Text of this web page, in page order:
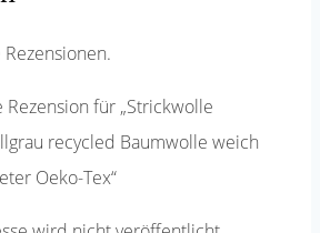
für „Strickwolle
recycled Baumwolle weich
Oeko-Tex“